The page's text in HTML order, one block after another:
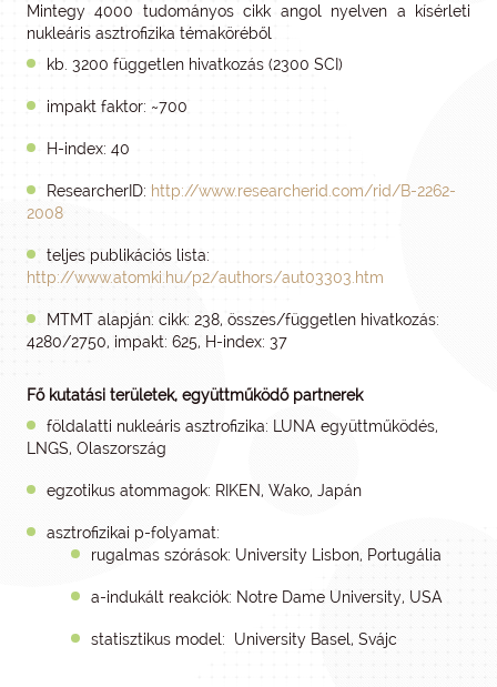
Mintegy 4000 tudományos cikk angol nyelven a kísérleti
nukleáris asztrofizika témaköréből
kb. 3200 független hivatkozás (2300 SCI)
impakt faktor: ~700
H-index: 40
ResearcherID: http://www.researcherid.com/rid/B-2262-
2008
teljes publikációs lista:
http://www.atomki.hu/p2/authors/aut03303.htm
MTMT alapján: cikk: 238, összes/független hivatkozás:
4280/2750, impakt: 625, H-index: 37
Fő kutatási területek, együttműködő partnerek
földalatti nukleáris asztrofizika: LUNA együttműködés,
LNGS, Olaszország
egzotikus atommagok: RIKEN, Wako, Japán
asztrofizikai p-folyamat:
rugalmas szórások: University Lisbon, Portugália
a-indukált reakciók: Notre Dame University, USA
statisztikus model: University Basel, Svájc